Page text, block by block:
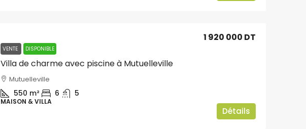
VENTE DISPONIBLE
Villa de charme avec piscine à Mutuelleville
1 920 000 DT
Mutuelleville
550 m² 6 5
MAISON & VILLA
Détails